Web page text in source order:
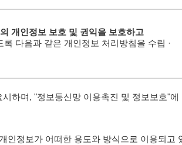
개인정보 보호 및 권익을 보호하고
다음과 같은 개인정보 처리방침을 수립 ·
하며, "정보통신망 이용촉진 및 정보보호"에
인정보가 어떠한 용도와 방식으로 이용되고